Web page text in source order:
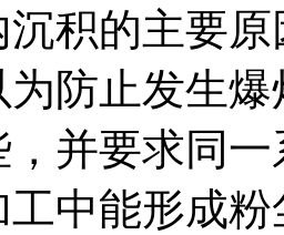
积的主要
防止发生
并要求同
中能形成